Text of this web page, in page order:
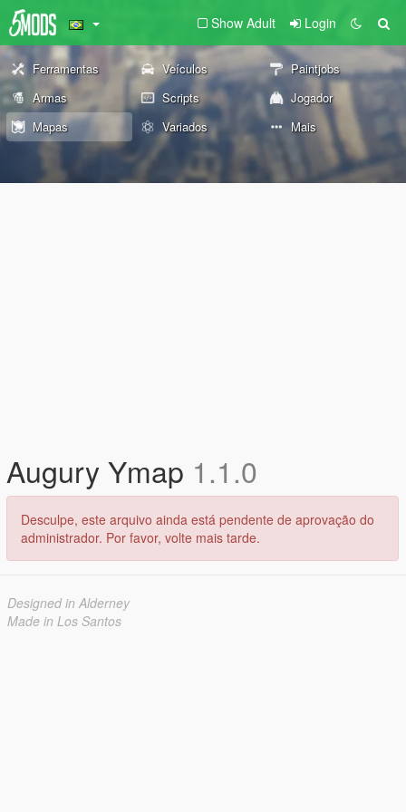
Show Adult Login
Ferramentas Veículos
Paintjobs
Armas
Scripts
Jogador
Mapas
Variados Mais
Augury Ymap 1.1.0
Desculpe, este arquivo ainda está pendente de aprovação do
administrador. Por favor, volte mais tarde.
Designed in Alderney
Made in Los Santos